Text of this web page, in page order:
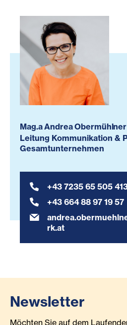
Mag.a Andrea Obermühlner
Leitung Kommunikation &
Gesamtunternehmen
+43 7235 65 505
+43 664 88 97 19 57
rk.at
Newsletter
Möchten Sie auf dem